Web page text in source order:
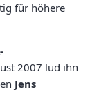
für höhere
2007 lud ihn
Jens